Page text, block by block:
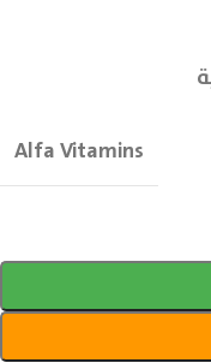
Alfa Vitamins